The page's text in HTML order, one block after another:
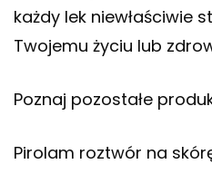
każdy lek niewłaściwie
Twojemu życiu lub
Poznaj pozostałe
Pirolam roztwór na